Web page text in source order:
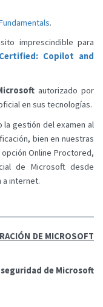
.
imprescindible para
Copilot and
autorizado por
en sus tecnologías.
gestión del examen al
bien en nuestras
Online Proctored,
de Microsoft desde
a internet.
DE MICROSOFT
de Microsoft